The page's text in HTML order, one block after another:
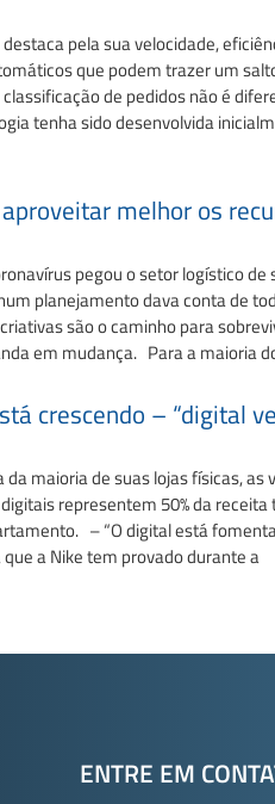
pela sua velocidade,
que podem trazer um
de pedidos não é
tenha sido desenvolvida
melhor os
pegou o setor logístico
planejamento dava conta de
são o caminho para
em mudança. Para a maioria
crescendo – “digital
maioria de suas lojas físicas,
representem 50% da
– “O digital está
a Nike tem provado durante a
ENTRE EM